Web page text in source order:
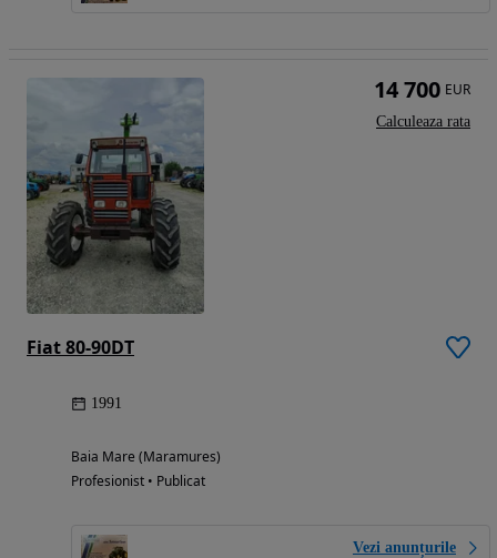
Fiat 80-90DT
1991
Baia Mare (Maramures)
Profesionist • Publicat
Vezi anunțurile
14 700 EUR
Calculeaza rata